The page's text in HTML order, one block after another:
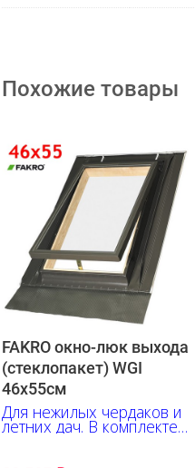
Похожие товары
FAKRO окно-люк выхода
(стеклопакет) WGI
46х55см
Для нежилых чердаков и
летних дач. В комплекте